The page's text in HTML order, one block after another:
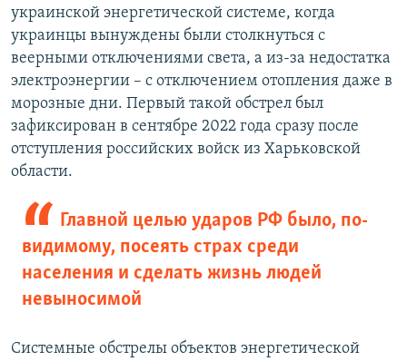
украинской энергетической системе, когда
украинцы вынуждены были столкнуться с
веерными отключениями света, а из-за недостатка
электроэнергии – с отключением отопления даже в
морозные дни. Первый такой обстрел был
зафиксирован в сентябре 2022 года сразу после
отступления российских войск из Харьковской
области.
Главной целью ударов РФ было, по-
видимому, посеять страх среди
населения и сделать жизнь людей
невыносимой
Системные обстрелы объектов энергетической